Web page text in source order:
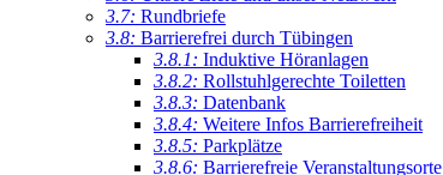
3.7: Rundbriefe
3.8: Barrierefrei durch Tübingen
3.8.1: Induktive Höranlagen
3.8.2: Rollstuhlgerechte Toiletten
3.8.3: Datenbank
3.8.4: Weitere Infos Barrierefreiheit
3.8.5: Parkplätze
3.8.6: Barrierefreie Veranstaltungsorte